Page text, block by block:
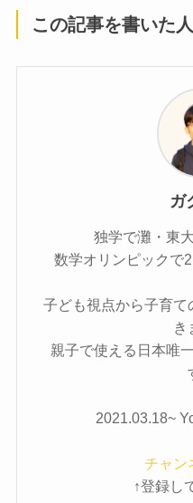
この記事を書いた人
ガ
独学で灘・東
数学オリンピックで
子ども視点から子育
き
親子で使える日本唯
2021.03.18~
チャン
↑登録し